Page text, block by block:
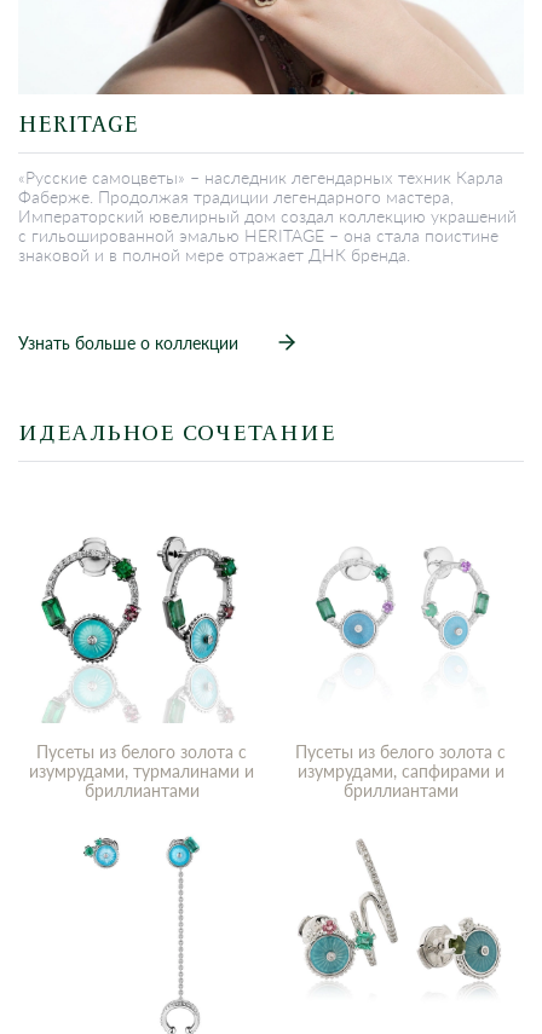
ИДЕАЛЬНОЕ СОЧЕТАНИЕ
Пусеты из белого золота с
изумрудами, турмалинами и
бриллиантами
Пусеты из белого золота с
изумрудами, сапфирами и
бриллиантами
HERITAGE
«Русские самоцветы» – наследник легендарных техник Карла
Фаберже. Продолжая традиции легендарного мастера,
Императорский ювелирный дом создал коллекцию украшений
с гильошированной эмалью HERITAGE – она стала поистине
знаковой и в полной мере отражает ДНК бренда.
Узнать больше о коллекции